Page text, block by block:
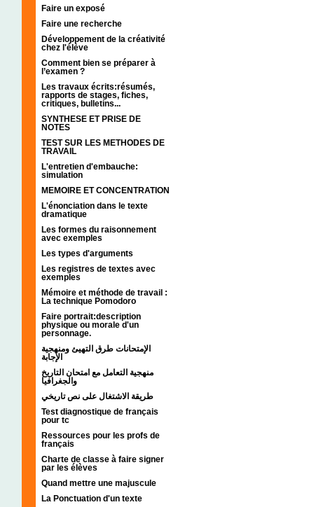
Faire un exposé
Faire une recherche
Développement de la créativité
chez l'élève
Comment bien se préparer à
l’examen ?
Les travaux écrits:résumés,
rapports de stages, fiches,
critiques, bulletins...
SYNTHESE ET PRISE DE
NOTES
TEST SUR LES METHODES DE
TRAVAIL
L'entretien d'embauche:
simulation
MEMOIRE ET CONCENTRATION
L'énonciation dans le texte
dramatique
Les formes du raisonnement
avec exemples
Les types d'arguments
Les registres de textes avec
exemples
Mémoire et méthode de travail :
La technique Pomodoro
Faire portrait:description
physique ou morale d'un
personnage.
الإمتحانات طرق التهيئ ومنهجية
الإجابة
منهجية التعامل مع امتحان التاريخ
والجغرافيا
طريقة الاشتغال على نص تاريخي
Test diagnostique de français
pour tc
Ressources pour les profs de
français
Charte de classe à faire signer
par les élèves
Quand mettre une majuscule
La Ponctuation d'un texte